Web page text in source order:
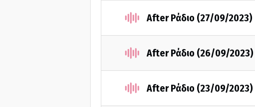
After Ράδιο (27/09/2023)
After Ράδιο (26/09/2023)
After Ράδιο (23/09/2023)